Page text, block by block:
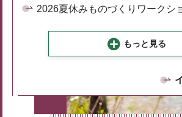
2026夏休みものづくりワークシ
もっと見る